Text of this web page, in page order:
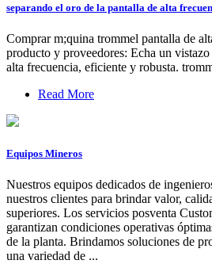
separando el oro de la pantalla de alta
Comprar m;quina trommel pantalla de
producto y proveedores: Echa un
alta frecuencia, eficiente y robusta.
Read More
Equipos Mineros
Nuestros equipos dedicados de
nuestros clientes para brindar valor,
superiores. Los servicios posventa
garantizan condiciones operativas
de la planta. Brindamos soluciones de
una variedad de ...